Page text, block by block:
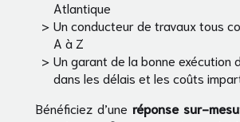
Atlantique
Un conducteur de travaux tous
A à Z
Un garant de la bonne exécution
dans les délais et les coûts
Bénéficiez d’une réponse sur-